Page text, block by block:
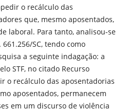
o recálculo das
que, mesmo aposentados,
laboral. Para tanto, analisou-se
SC, tendo como
a seguinte indagação: a
STF, no citado Recurso
o recálculo das aposentadorias
aposentados, permanecem
em um discurso de violência